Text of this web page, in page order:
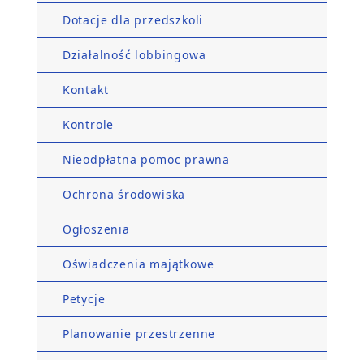
Dotacje dla przedszkoli
Działalność lobbingowa
Kontakt
Kontrole
Nieodpłatna pomoc prawna
Ochrona środowiska
Ogłoszenia
Oświadczenia majątkowe
Petycje
Planowanie przestrzenne